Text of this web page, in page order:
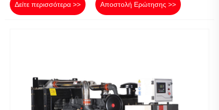
Δείτε περισσότερα >> Αποστολή Ερώτησης >>